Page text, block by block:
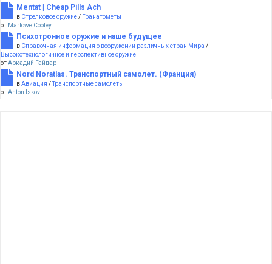
Mentat | Cheap Pills Ach
в Стрелковое оружие/ Гранатометы
от Marlowe Cooley
Психотронное оружие и наше будущее
в Справочная информация о вооружении различных стран Мира /
Высокотехнологичное и перспективное оружие
отАркадий Гайдар
Nord Noratlas. Транспортный самолет. (Франция)
вАвиация /Транспортные самолеты
отAnton Iskov